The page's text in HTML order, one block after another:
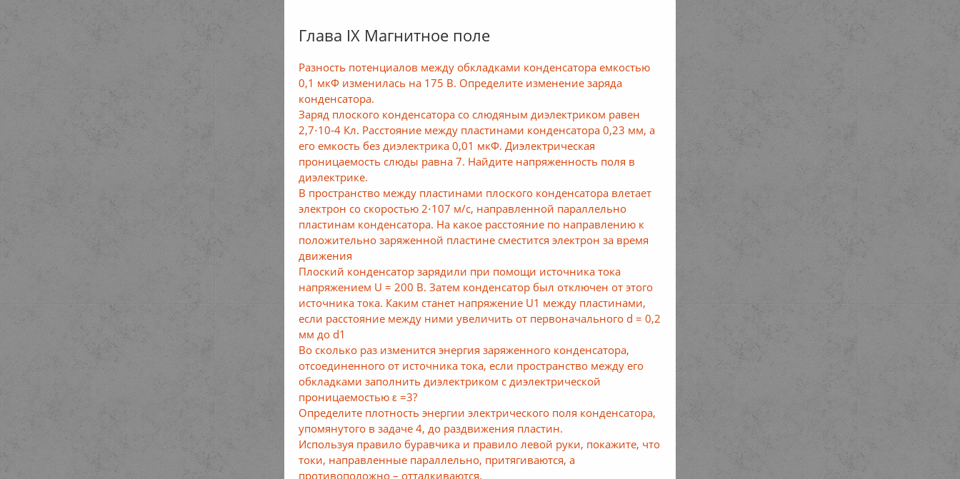
Глава IХ Магнитное поле
Разность потенциалов между обкладками конденсатора емкостью
0,1 мкФ изменилась на 175 В. Определите изменение заряда
конденсатора.
Заряд плоского конденсатора со слюдяным диэлектриком равен
2,7⋅10-4 Кл. Расстояние между пластинами конденсатора 0,23 мм, а
его емкость без диэлектрика 0,01 мкФ. Диэлектрическая
проницаемость слюды равна 7. Найдите напряженность поля в
диэлектрике.
В пространство между пластинами плоского конденсатора влетает
электрон со скоростью 2⋅107 м/с, направленной параллельно
пластинам конденсатора. На какое расстояние по направлению к
положительно заряженной пластине сместится электрон за время
движения
Плоский конденсатор зарядили при помощи источника тока
напряжением U = 200 B. Затем конденсатор был отключен от этого
источника тока. Каким станет напряжение U1 между пластинами,
если расстояние между ними увеличить от первоначального d = 0,2
мм до d1
Во сколько раз изменится энергия заряженного конденсатора,
отсоединенного от источника тока, если пространство между его
обкладками заполнить диэлектриком с диэлектрической
проницаемостью ε =3?
Определите плотность энергии электрического поля конденсатора,
упомянутого в задаче 4, до раздвижения пластин.
Используя правило буравчика и правило левой руки, покажите, что
токи, направленные параллельно, притягиваются, а
противоположно – отталкиваются.